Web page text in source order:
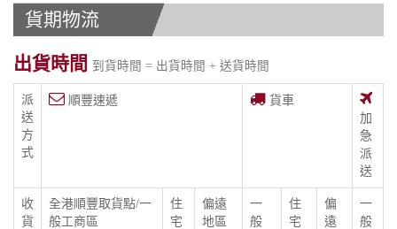
貨期物流
出貨時間 到貨時間 = 出貨時間 + 送貨時間
派
送
方
式
順豐速遞
貨車
加
急
派
送
收
貨
全港順豐取貨點/一
般工商區
住
宅
偏遠
地區
一
般
住
宅
偏
遠
一
般